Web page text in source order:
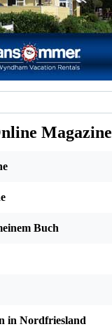
Magazine
Buch
in Nordfriesland